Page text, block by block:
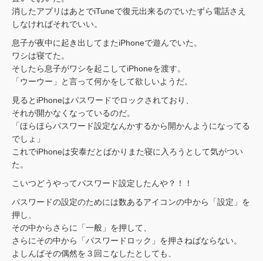
消したアプリはあとでiTuneで復元出来るのでいたずら電話さえ
しなければそれでいい。
息子が夜中に起き出してまたiPhoneで遊んでいた。
ワシは寝てた。
そしたら息子がワシを起こしてiPhoneを渡す。
「ウーウー」と言って何かをして欲しいようだ。
見るとiPhoneはパスワードでロックされており、
それが開かなくなっているのだ。
「ほらほらパスワード設定なんかするから開かんようになってる
でしょ」
これでiPhoneは安泰だとばかりまた寝に入ろうとして気がつい
た。
こいつどうやってパスワード設定したんや？！！
パスワードの設定のためには数あるアイコンの中から「設定」を
押し、
その中からさらに「一般」を押して、
さらにその中から「パスワードロック」を押さねばならない。
よしんばその偶然を３回こなしたとしても、